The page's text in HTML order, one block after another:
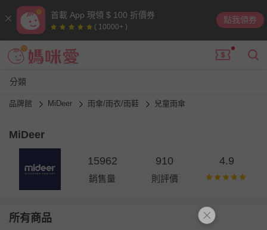
首載 App 現領 $ 100 折價券
( 10000+ )
點我領券
分類
品牌館 MiDeer 雨傘/雨衣/雨鞋 兒童雨傘
MiDeer
15962
銷售量
910
則評價
4.9
所有商品